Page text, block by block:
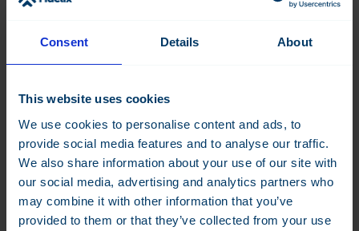
Consent Details About
This website uses cookies
We use cookies to personalise content and ads, to
provide social media features and to analyse our traffic.
We also share information about your use of our site with
our social media, advertising and analytics partners who
may combine it with other information that you’ve
provided to them or that they’ve collected from your use
Lue lisää